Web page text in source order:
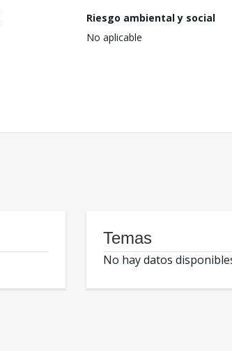
Riesgo ambiental y social
No aplicable
Temas
No hay datos